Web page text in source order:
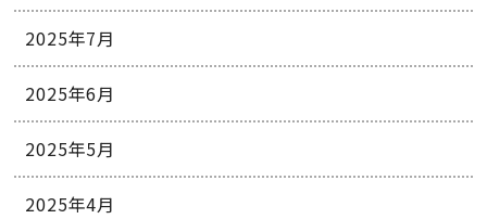
2025年7月
2025年6月
2025年5月
2025年4月